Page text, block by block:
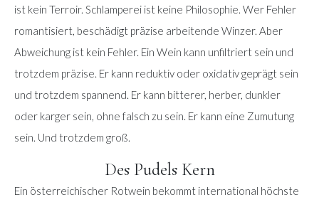
ist kein Terroir. Schlamperei ist keine Philosophie. Wer Fehler
romantisiert, beschädigt präzise arbeitende Winzer. Aber
Abweichung ist kein Fehler. Ein Wein kann unfiltriert sein und
trotzdem präzise. Er kann reduktiv oder oxidativ geprägt sein
und trotzdem spannend. Er kann bitterer, herber, dunkler
oder karger sein, ohne falsch zu sein. Er kann eine Zumutung
sein. Und trotzdem groß.
Des Pudels Kern
Ein österreichischer Rotwein bekommt international höchste